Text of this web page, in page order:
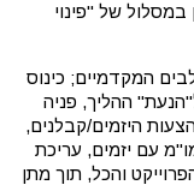
והן במסלול של "פינוי
המקדמיים; כינוס
ההליך, פניה
היזמים/קבלנים,
עם יזמים, עריכת
והכל, תוך מתן